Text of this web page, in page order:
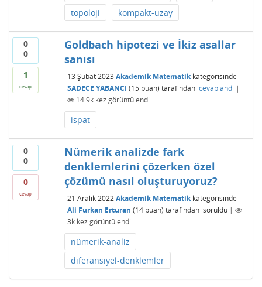
topoloji
kompakt-uzay
0
0
1
cevap
Goldbach hipotezi ve İkiz asallar
sanısı
13 Şubat 2023 Akademik Matematikkategorisinde
SADECE YABANCI (15 puan) tarafından cevaplandı |
14.9kkez görüntülendi
ispat
0
0
0
cevap
Nümerik analizde fark
denklemlerini çözerken özel
çözümü nasıl oluşturuyoruz?
21 Aralık 2022 Akademik Matematikkategorisinde
Ali Furkan Erturan (14puan) tarafından soruldu |
3kkez görüntülendi
nümerik-analiz
diferansiyel-denklemler